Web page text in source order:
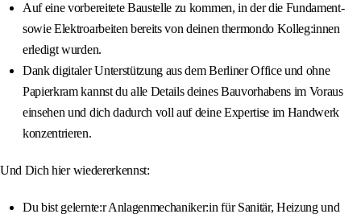
Auf eine vorbereitete Baustelle zu kommen, in der die Fundament-
sowie Elektroarbeiten bereits von deinen thermondo Kolleg:innen
erledigt wurden.
Dank digitaler Unterstützung aus dem Berliner Office und ohne
Papierkram kannst du alle Details deines Bauvorhabens im Voraus
einsehen und dich dadurch voll auf deine Expertise im Handwerk
konzentrieren.
Und Dich hier wiedererkennst:
Du bist gelernte:r Anlagenmechaniker:in für Sanitär, Heizung und